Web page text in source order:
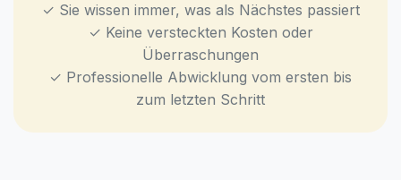
✓ Sie wissen immer, was als Nächstes passiert
✓ Keine versteckten Kosten oder
Überraschungen
✓ Professionelle Abwicklung vom ersten bis
zum letzten Schritt